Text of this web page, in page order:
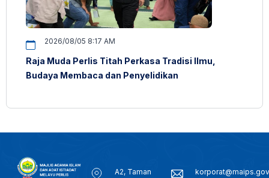
2026/08/05 8:17 AM
Raja Muda Perlis Titah Perkasa Tradisi Ilmu,
Budaya Membaca dan Penyelidikan
A2, Taman